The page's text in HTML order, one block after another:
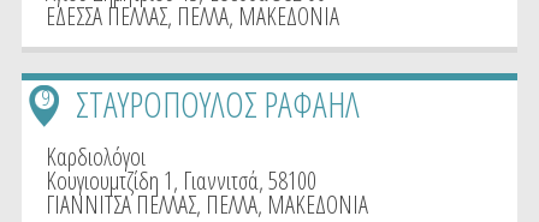
ΕΔΕΣΣΑ ΠΕΛΛΑΣ, ΠΕΛΛΑ, ΜΑΚΕΔΟΝΙΑ
ΣΤΑΥΡΟΠΟΥΛΟΣ ΡΑΦΑΗΛ
9
Καρδιολόγοι
Κουγιουμτζίδη 1, Γιαννιτσά, 58100
ΓΙΑΝΝΙΤΣΑ ΠΕΛΛΑΣ, ΠΕΛΛΑ, ΜΑΚΕΔΟΝΙΑ